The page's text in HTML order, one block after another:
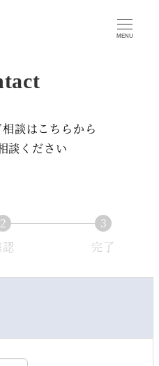
MENU
談はこちらから
談ください
2
3
完了